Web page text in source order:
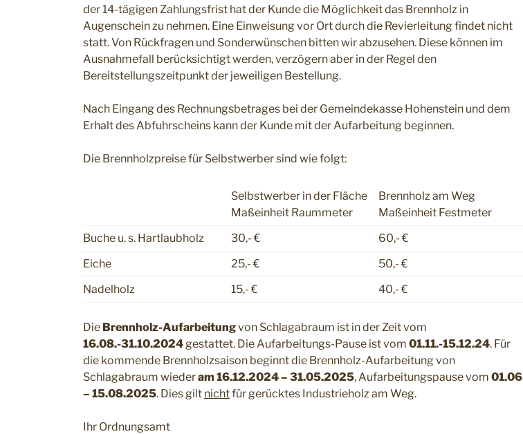
der 14-tägigen Zahlungsfrist hat der Kunde die Möglichkeit das Brennholz in
Augenschein zu nehmen. Eine Einweisung vor Ort durch die Revierleitung findet nicht
statt. Von Rückfragen und Sonderwünschen bitten wir abzusehen. Diese können im
Ausnahmefall berücksichtigt werden, verzögern aber in der Regel den
Bereitstellungszeitpunkt der jeweiligen Bestellung.
Nach Eingang des Rechnungsbetrages bei der Gemeindekasse Hohenstein und dem
Erhalt des Abfuhrscheins kann der Kunde mit der Aufarbeitung beginnen.
Die Brennholzpreise für Selbstwerber sind wie folgt:
Selbstwerber in der Fläche
Maßeinheit Raummeter
Brennholz am Weg
Maßeinheit Festmeter
Buche u. s. Hartlaubholz
30,- €
60,- €
Eiche
25,- €
50,- €
Nadelholz
15,- € 40,- €
Die Brennholz-Aufarbeitungvon Schlagabraum ist in der Zeit vom
16.08.-31.10.2024gestattet. Die Aufarbeitungs-Pause ist vom 01.11.-15.12.24. Für
die kommende Brennholzsaison beginnt die Brennholz-Aufarbeitung von
Schlagabraum wiederam 16.12.2024 – 31.05.2025, Aufarbeitungspause vom 01.06
– 15.08.2025. Dies gilt nichtfür gerücktes Industrieholz am Weg.
Ihr Ordnungsamt